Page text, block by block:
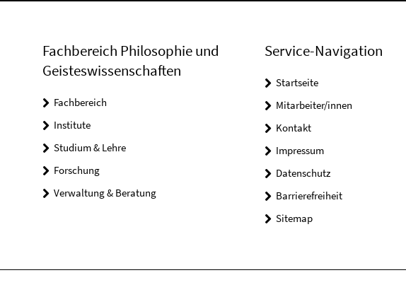
Fachbereich Philosophie und
Geisteswissenschaften
Fachbereich
Institute
Studium & Lehre
Forschung
Verwaltung & Beratung
Service-Navigation
Startseite
Mitarbeiter/innen
Kontakt
Impressum
Datenschutz
Barrierefreiheit
Sitemap